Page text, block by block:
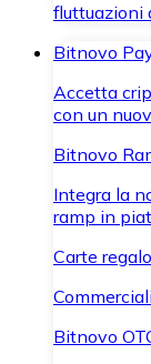
fluttuazioni
Bitnovo
Accetta
con un
Bitnovo
Integra la
ramp in
Carte
Bitnovo